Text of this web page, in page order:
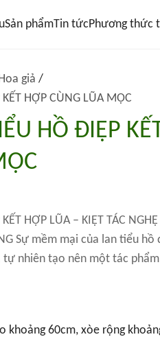
Sản phẩmTin tức Phương thức
giả /
HỢP CÙNG LŨA MỘC
HỒ ĐIỆP
HỢP LŨA – KIỆT TÁC
Sự mềm mại của lan tiểu
tự nhiên tạo nên một tác
khoảng 60cm, xòe rộng